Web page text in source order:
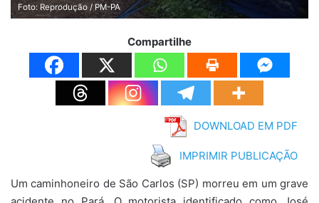
Foto: Reprodução / PM-PA
Compartilhe
DOWNLOAD EM PDF
IMPRIMIR PUBLICAÇÃO
Um caminhoneiro de São Carlos (SP) morreu em um grave